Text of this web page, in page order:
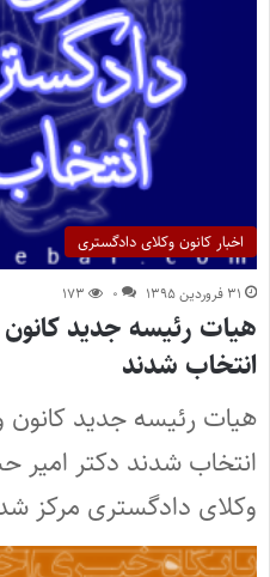
اخبار کانون وکلای دادگستری
۳۱ فروردین ۱۳۹۵ ۰ ۱۷۳
هیات رئیسه جدید
انتخاب شدند
هیات رئیسه جدید کانون
انتخاب شدند دکتر امیر
وکلای دادگستری مرکز